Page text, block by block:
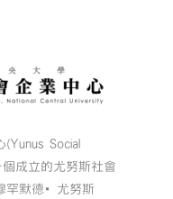
Social
個成立的尤努斯社會
罕默德•尤努斯